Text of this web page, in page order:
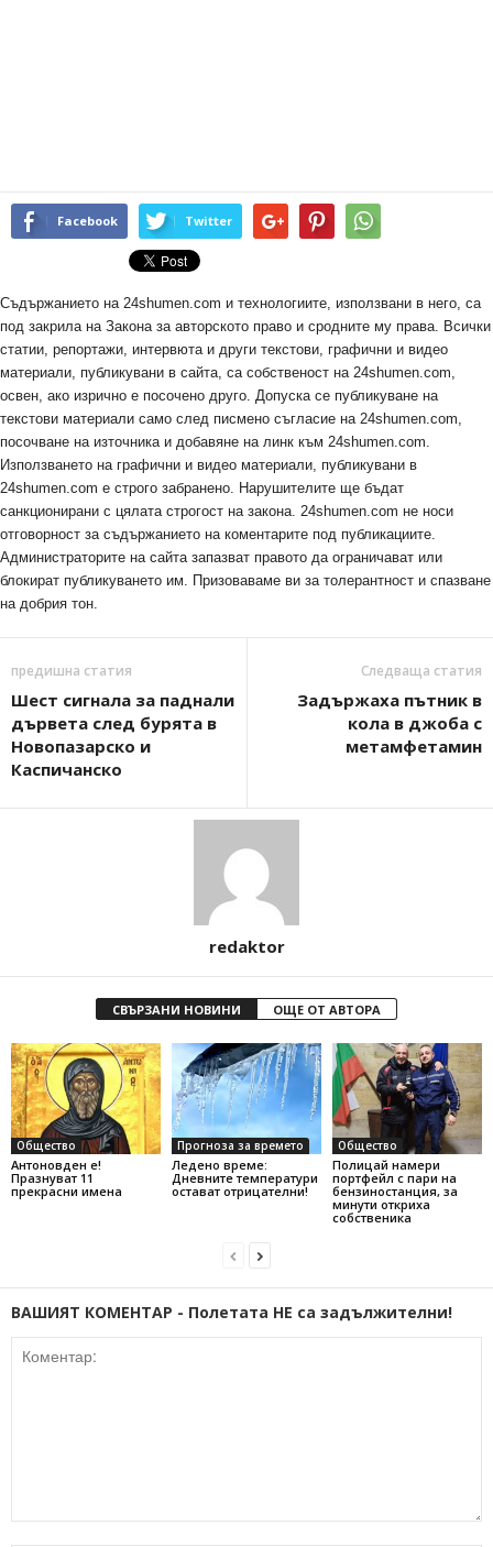
Facebook Twitter
Съдържанието на 24shumen.com и технологиите, използвани в него, са
под закрила на Закона за авторското право и сродните му права. Всички
статии, репортажи, интервюта и други текстови, графични и видео
материали, публикувани в сайта, са собственост на 24shumen.com,
освен, ако изрично е посочено друго. Допуска се публикуване на
текстови материали само след писмено съгласие на 24shumen.com,
посочване на източника и добавяне на линк към 24shumen.com.
Използването на графични и видео материали, публикувани в
24shumen.com е строго забранено. Нарушителите ще бъдат
санкционирани с цялата строгост на закона. 24shumen.com не носи
отговорност за съдържанието на коментарите под публикациите.
Администраторите на сайта запазват правото да ограничават или
блокират публикуването им. Призоваваме ви за толерантност и спазване
на добрия тон.
предишна статия
Шест сигнала за паднали
дървета след бурята в
Новопазарско и
Каспичанско
Следваща статия
Задържаха пътник в
кола в джоба с
метамфетамин
redaktor
СВЪРЗАНИ НОВИНИ ОЩЕ ОТ АВТОРА
Общество
Антоновден е!
Празнуват 11
прекрасни имена
Прогноза за времето
Ледено време:
Дневните температури
остават отрицателни!
Общество
Полицай намери
портфейл с пари на
бензиностанция, за
минути откриха
собственика
ВАШИЯТ КОМЕНТАР - Полетата НЕ са задължителни!